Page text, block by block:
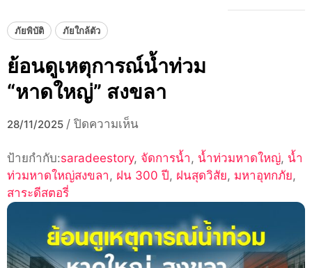
ภัยพิบัติ ภัยใกล้ตัว
ย้อนดูเหตุการณ์น้ำท่วม
“หาดใหญ่” สงขลา
28/11/2025 / ปิดความเห็นบน
ดู
เหตุการณ์
“หาดใหญ่”
สงขลา
ป้ายกำกับ:saradeestory, จัดการน้ำ, น้ำท่วมหาดใหญ่, น้ำ
ท่วมหาดใหญ่สงขลา, ฝน 300 ปี, ฝนสุดวิสัย, มหาอุทกภัย,
สาระดีสตอรี่